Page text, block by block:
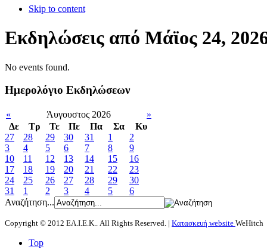
Skip to content
Εκδηλώσεις από Μάϊος 24,
No events found.
Ημερολόγιο Εκδηλώσεων
« Άυγουστος 2026
»
Δε
Tρ Τε Πε Πα Σα
Κυ
27
28 29 30 31 1
2
3
4 5 6 7 8
9
10
11 12 13 14 15
16
17
18 19 20 21 22
23
24
25 26 27 28 29
30
31
1 2 3 4 5
6
Αναζήτηση...
Copyright © 2012 ΕΛ.Ι.Ε.Κ.. All Rights Reserved. | Κατασκευή website WeHitch
Top